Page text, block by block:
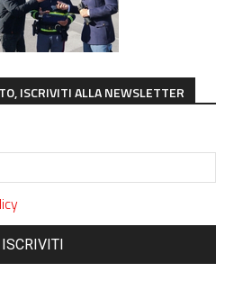
ISCRIVITI ALLA NEWSLETTER
ISCRIVITI